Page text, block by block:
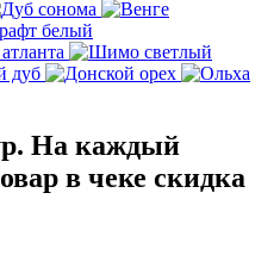
На каждый
в чеке скидка